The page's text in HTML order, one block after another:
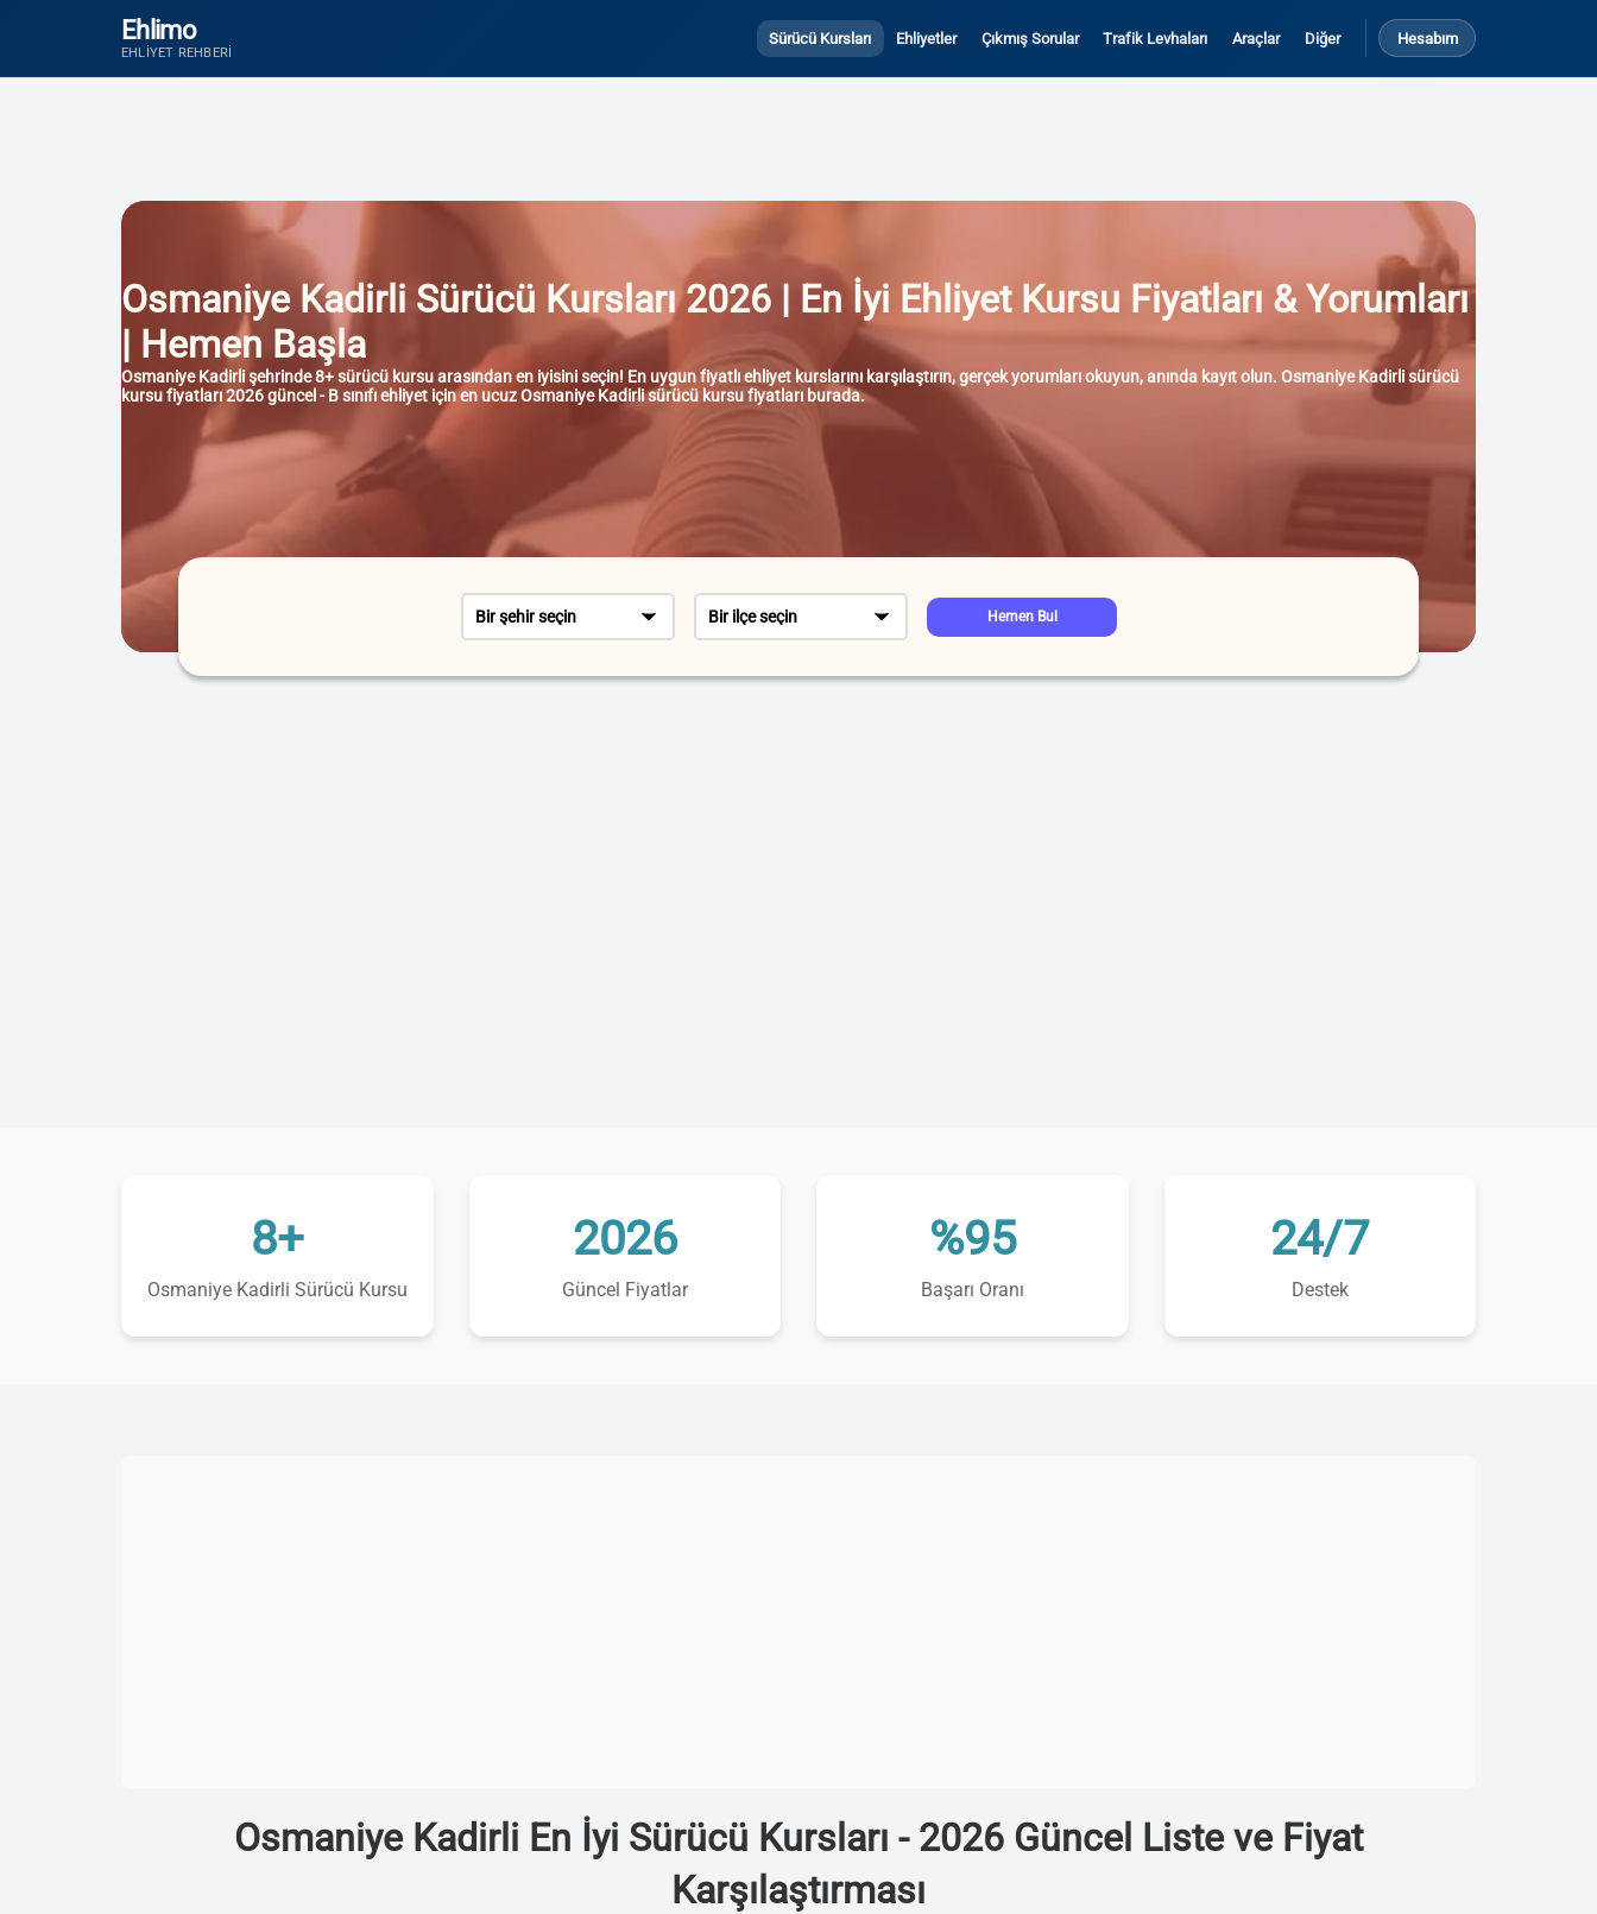
Ehlimo
EHLIYET REHBERI
Sürücü Kursları Ehliyetler Çıkmış Sorular Trafik Levhaları Araçlar Diğer Hesabım
Osmaniye Kadirli Sürücü Kursları 2026 | En İyi Ehliyet Kursu Fiyatları & Yorumları
| Hemen Başla
Osmaniye Kadirli şehrinde 8+ sürücü kursu arasından en iyisini seçin! En uygun fiyatlı ehliyet kurslarını karşılaştırın, gerçek yorumları okuyun, anında kayıt olun. Osmaniye Kadirli sürücü
kursu fiyatları 2026 güncel - B sınıfı ehliyet için en ucuz Osmaniye Kadirli sürücü kursu fiyatları burada.
Bir şehir seçin Bir ilçe seçin Hemen Bul
8+
Osmaniye Kadirli Sürücü Kursu
2026
Güncel Fiyatlar
%95
Başarı Oranı
24/7
Destek
Osmaniye Kadirli En İyi Sürücü Kursları - 2026 Güncel Liste ve Fiyat
Karşılaştırması